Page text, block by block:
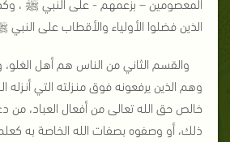
الذين فضلوا الأولياء والأقطاب على
والقسم الثانيمن الناس هم أهل
وهم الذين يرفعونه فوق منـزلته التي أنـزله
خالص حق الله تعالى من أفعال العباد، من
ذلك، أو وصفوه بصفات الله الخاصة به